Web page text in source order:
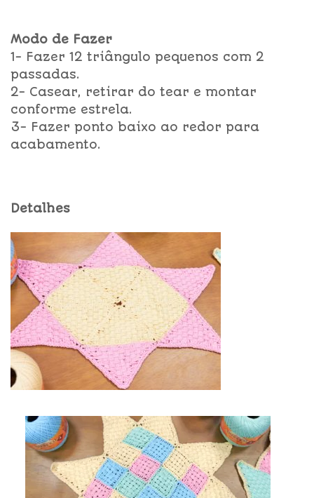
Modo de Fazer
1- Fazer 12 triângulo pequenos com 2
passadas.
2- Casear, retirar do tear e montar
conforme estrela.
3- Fazer ponto baixo ao redor para
acabamento.
Detalhes